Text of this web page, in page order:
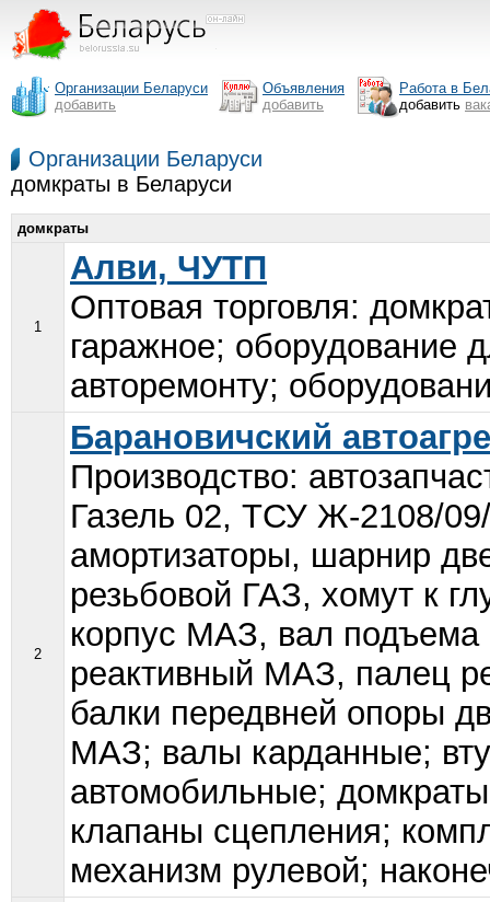
Организации Беларуси
добавить
Объявления
добавить
Работа в
добавить
Организации Беларуси
домкраты в Беларуси
домкраты
1
Алви, ЧУТП
Оптовая торговля:
гаражное; оборудование
авторемонту;
2
Барановичский
Производство:
Газель 02, ТСУ Ж-2108/
амортизаторы, шарнир
резьбовой ГАЗ, хомут к
корпус МАЗ, вал
реактивный МАЗ, палец
балки передвней опоры
МАЗ; валы карданные;
автомобильные;
клапаны сцепления;
механизм рулевой;